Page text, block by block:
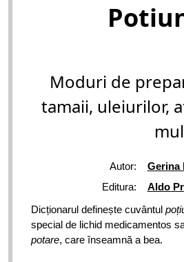
Moduri de
tamaii, uleiurilor,
Autor:
Gerina
Editura:
Aldo
Dicționarul definește cuvântul
special de lichid medicamentos
potare, care înseamnă a bea.